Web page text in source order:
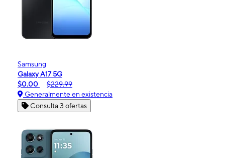
Samsung
Galaxy A17 5G
$0.00
$229.99
Generalmente en existencia
Consulta 3 ofertas